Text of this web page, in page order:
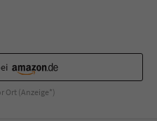
Ort (Anzeige*)